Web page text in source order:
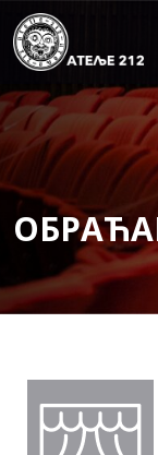
Skip
to
content